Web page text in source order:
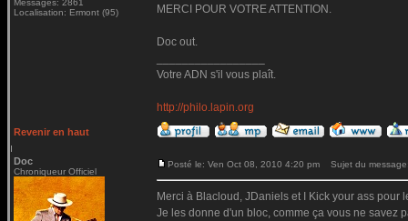
Messages: 2861
Localisation: Ermont (95)
MERCI POUR VOTRE ATTENTION.
Doc out.
Votre ADN s'il vous plaît.
http://philo.lapin.org
Revenir en haut
Doc
Chroniqueur Officiel
Posté le: Ven Oct 08, 2010 4:20 pm Sujet du
Merci à Blacloud, JDaniels et I Kick your ass pour
Je les donne d'un bloc, comme ça vous ne savez